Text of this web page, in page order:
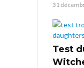
31
Test